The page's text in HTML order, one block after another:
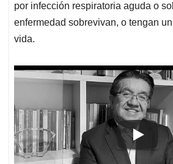
por infección respiratoria aguda o
enfermedad sobrevivan, o tengan
vida.